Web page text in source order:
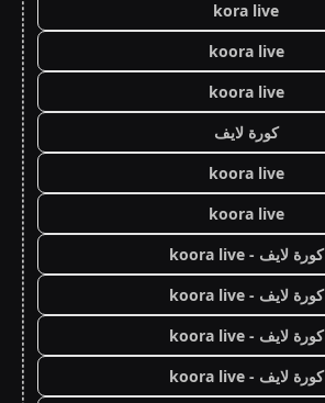
kora live
koora live
koora live
كورة لايف
koora live
koora live
كورة لايف - koora live
كورة لايف - koora live
كورة لايف - koora live
كورة لايف - koora live